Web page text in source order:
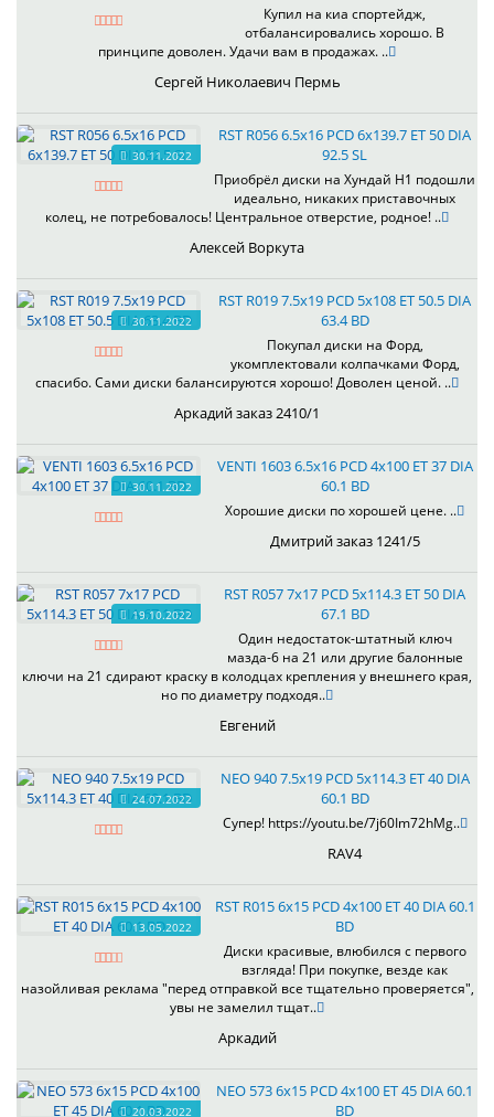
Купил на киа спортейдж,
отбалансировались хорошо. В
принципе доволен. Удачи вам в продажах. ..
Сергей Николаевич Пермь
30.11.2022
RST R056 6.5x16 PCD 6x139.7 ET 50 DIA
92.5 SL
Приобрёл диски на Хундай H1 подошли
идеально, никаких приставочных
колец, не потребовалось! Центральное отверстие, родное! ..
Алексей Воркута
30.11.2022
RST R019 7.5x19 PCD 5x108 ET 50.5 DIA
63.4 BD
Покупал диски на Форд,
укомплектовали колпачками Форд,
спасибо. Сами диски балансируются хорошо! Доволен ценой. ..
Аркадий заказ 2410/1
30.11.2022
VENTI 1603 6.5x16 PCD 4x100 ET 37 DIA
60.1 BD
Хорошие диски по хорошей цене. ..
Дмитрий заказ 1241/5
19.10.2022
RST R057 7x17 PCD 5x114.3 ET 50 DIA
67.1 BD
Один недостаток-штатный ключ
мазда-6 на 21 или другие балонные
ключи на 21 сдирают краску в колодцах крепления у внешнего края,
но по диаметру подходя..
Евгений
24.07.2022
NEO 940 7.5x19 PCD 5x114.3 ET 40 DIA
60.1 BD
Супер! https://youtu.be/7j60Im72hMg..
RAV4
13.05.2022
RST R015 6x15 PCD 4x100 ET 40 DIA 60.1
BD
Диски красивые, влюбился с первого
взгляда! При покупке, везде как
назойливая реклама "перед отправкой все тщательно проверяется",
увы не замелил тщат..
Аркадий
20.03.2022
NEO 573 6x15 PCD 4x100 ET 45 DIA 60.1
BD